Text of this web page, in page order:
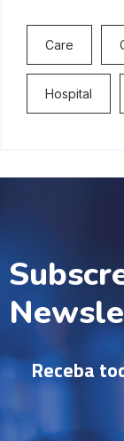
Care
Hospital
Receba